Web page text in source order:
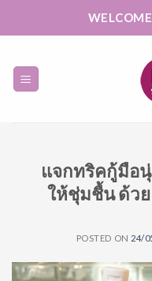
แจกทริคกู้มือ
ให้ชุ่มชื้น ด้วย
POSTED ON 24/